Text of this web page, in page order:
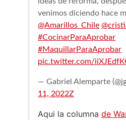
venimos diciendo hace
@Amarillos_Chile
#CocinarParaAprobar
#MaquillarParaAprobar
pic.twitter.com/
— Gabriel Alemparte
11, 2022Z
Aqui la columna de